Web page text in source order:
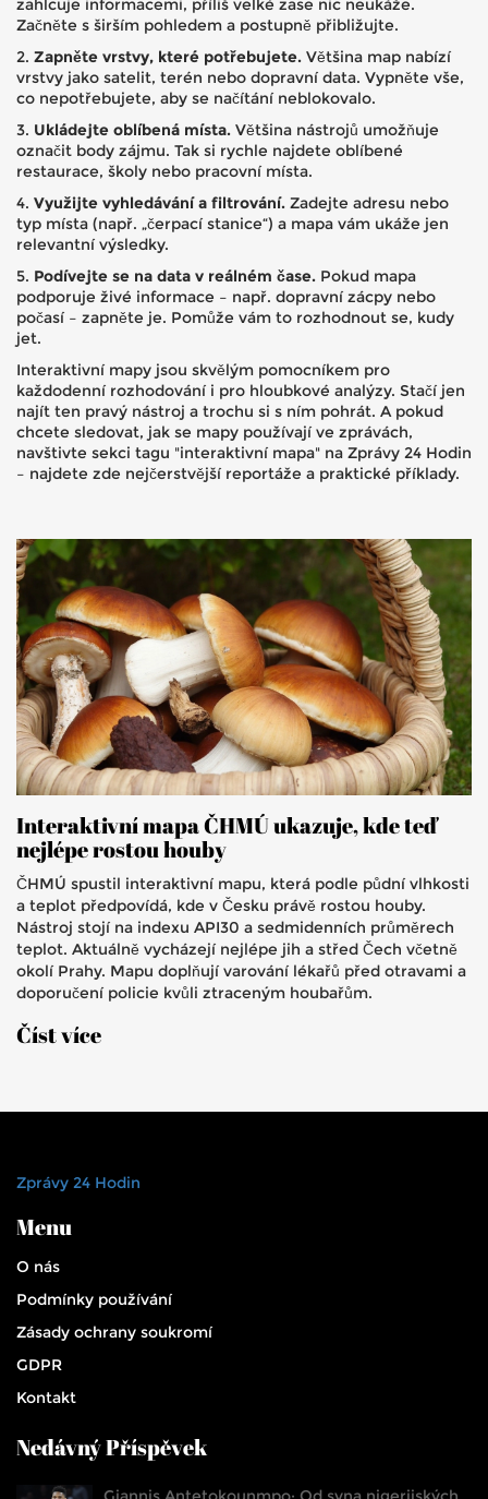
zahlcuje informacemi, příliš velké zase nic neukáže.
Začněte s širším pohledem a postupně přibližujte.
2. Zapněte vrstvy, které potřebujete. Většina map nabízí
vrstvy jako satelit, terén nebo dopravní data. Vypněte vše,
co nepotřebujete, aby se načítání neblokovalo.
3. Ukládejte oblíbená místa. Většina nástrojů umožňuje
označit body zájmu. Tak si rychle najdete oblíbené
restaurace, školy nebo pracovní místa.
4. Využijte vyhledávání a filtrování. Zadejte adresu nebo
typ místa (např. „čerpací stanice“) a mapa vám ukáže jen
relevantní výsledky.
5. Podívejte se na data v reálném čase. Pokud mapa
podporuje živé informace – např. dopravní zácpy nebo
počasí – zapněte je. Pomůže vám to rozhodnout se, kudy
jet.
Interaktivní mapy jsou skvělým pomocníkem pro
každodenní rozhodování i pro hloubkové analýzy. Stačí jen
najít ten pravý nástroj a trochu si s ním pohrát. A pokud
chcete sledovat, jak se mapy používají ve zprávách,
navštivte sekci tagu "interaktivní mapa" na Zprávy 24 Hodin
– najdete zde nejčerstvější reportáže a praktické příklady.
Interaktivní mapa ČHMÚ ukazuje, kde teď
nejlépe rostou houby
ČHMÚ spustil interaktivní mapu, která podle půdní vlhkosti
a teplot předpovídá, kde v Česku právě rostou houby.
Nástroj stojí na indexu API30 a sedmidenních průměrech
teplot. Aktuálně vycházejí nejlépe jih a střed Čech včetně
okolí Prahy. Mapu doplňují varování lékařů před otravami a
doporučení policie kvůli ztraceným houbařům.
Číst více
Zprávy 24 Hodin
Menu
O nás
Podmínky používání
Zásady ochrany soukromí
GDPR
Kontakt
Nedávný Příspěvek